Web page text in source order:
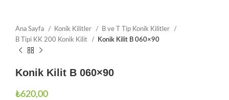
Ana Sayfa Konik Kilitler
B ve T Tip Konik Kilitler
B Tipi KK 200 Konik Kilit
Konik Kilit B 060×90
Konik Kilit B 060×90
₺620,00